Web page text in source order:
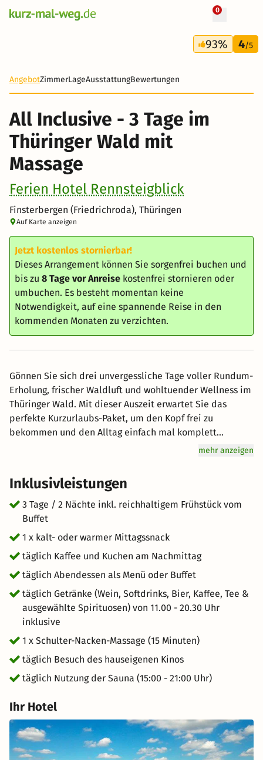
0
3 Tage
165 €
+ 40 Fotos
93% 4/5
AngebotZimmerLageAusstattungBewertungen
All Inclusive - 3 Tage im
Thüringer Wald mit
Massage
Ferien Hotel Rennsteigblick
Finsterbergen (Friedrichroda), Thüringen
Auf Karte anzeigen
Jetzt kostenlos stornierbar!
Dieses Arrangement können Sie sorgenfrei buchen und
bis zu 8 Tage vor Anreise kostenfrei stornieren oder
umbuchen. Es besteht momentan keine
Notwendigkeit, auf eine spannende Reise in den
kommenden Monaten zu verzichten.
Gönnen Sie sich drei unvergessliche Tage voller Rundum-
Erholung, frischer Waldluft und wohltuender Wellness im
Thüringer Wald. Mit dieser Auszeit erwartet Sie das
perfekte Kurzurlaubs-Paket, um den Kopf frei zu
bekommen und den Alltag einfach mal komplett
auszusperren. Für tiefgehende Entspannung sorgt eine
Muskeln lockert und für neue Energie sorgt. Dank des All-
Inclusive-Angebots genießen Sie von morgens bis abends
vollkommene Sorglosigkeit.
mehr anzeigen
Inklusivleistungen
3 Tage / 2 Nächte inkl. reichhaltigem Frühstück vom
Buffet
1 x kalt- oder warmer Mittagssnack
täglich Kaffee und Kuchen am Nachmittag
täglich Abendessen als Menü oder Buffet
täglich Getränke (Wein, Softdrinks, Bier, Kaffee, Tee &
ausgewählte Spirituosen) von 11.00 - 20.30 Uhr
inklusive
1 x Schulter-Nacken-Massage (15 Minuten)
täglich Besuch des hauseigenen Kinos
täglich Nutzung der Sauna (15:00 - 21:00 Uhr)
Ihr Hotel